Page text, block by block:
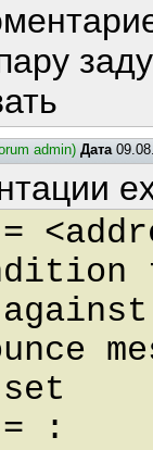
admin) Дата
=
: